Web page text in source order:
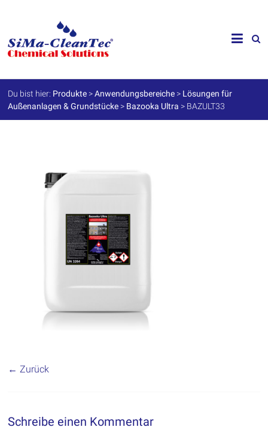
SiMa-
Cleantec
GmbH
Spezialprodukte
für
Du bist hier: Produkte >Anwendungsbereiche > Lösungen für
Außenanlagen & Grundstücke > Bazooka Ultra > BAZULT33
← Zurück
Schreibe einen Kommentar